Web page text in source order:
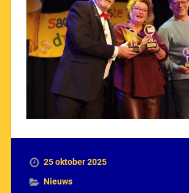
25 oktober 2025
Nieuws